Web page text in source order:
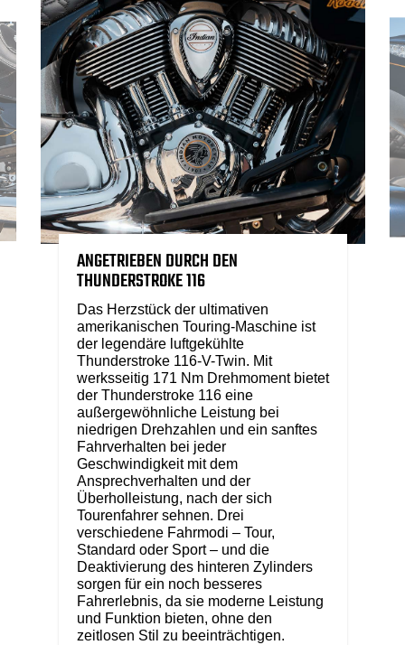
ANGETRIEBEN DURCH DEN
THUNDERSTROKE 116
Das Herzstück der ultimativen
amerikanischen Touring-Maschine ist
der legendäre luftgekühlte
Thunderstroke 116-V-Twin. Mit
werksseitig 171 Nm Drehmoment bietet
der Thunderstroke 116 eine
außergewöhnliche Leistung bei
niedrigen Drehzahlen und ein sanftes
Fahrverhalten bei jeder
Geschwindigkeit mit dem
Ansprechverhalten und der
Überholleistung, nach der sich
Tourenfahrer sehnen. Drei
verschiedene Fahrmodi – Tour,
Standard oder Sport – und die
Deaktivierung des hinteren Zylinders
sorgen für ein noch besseres
Fahrerlebnis, da sie moderne Leistung
und Funktion bieten, ohne den
zeitlosen Stil zu beeinträchtigen.